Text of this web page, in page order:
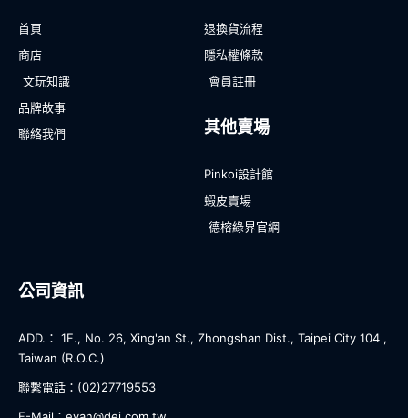
首頁
商店
文玩知識
品牌故事
聯絡我們
退換貨流程
隱私權條款
會員註冊
其他賣場
Pinkoi設計館
蝦皮賣場
德榕綠界官網
公司資訊
ADD.： 1F., No. 26, Xing'an St., Zhongshan Dist., Taipei City 104 ,
Taiwan (R.O.C.)
聯繫電話：(02)27719553